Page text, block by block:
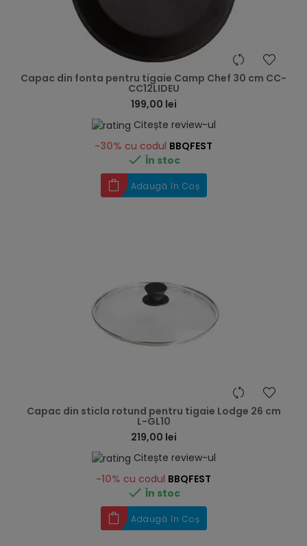
Capac din fonta pentru tigaie Camp Chef 30 cm CC-
CC12LIDEU
199,00 lei
Citește review-ul
-30% cu codul BBQFEST
 În stoc
Adaugă în Coș
Capac din sticla rotund pentru tigaie Lodge 26 cm
L-GL10
219,00 lei
Citește review-ul
-10% cu codul BBQFEST
 În stoc
Adaugă în Coș